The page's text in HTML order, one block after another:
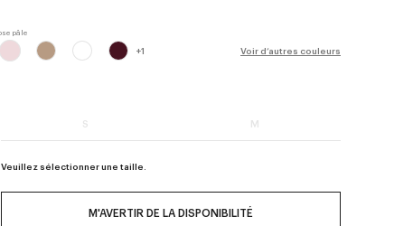
+1 Voir d’autres couleurs
S M
Veuillez sélectionner une taille.
M'AVERTIR DE LA DISPONIBILITÉ